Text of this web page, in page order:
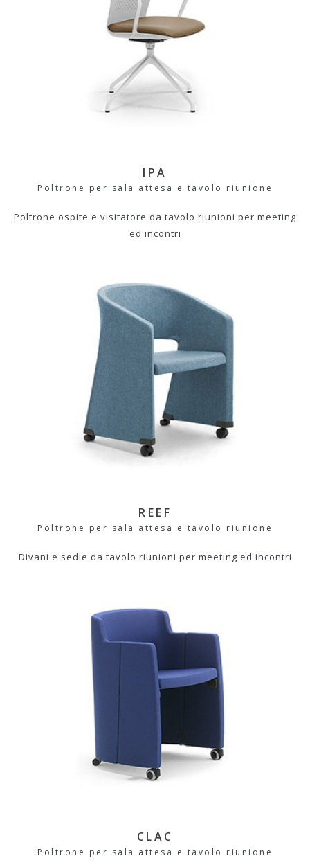
IPA
Poltrone per sala attesa e tavolo riunione
Poltrone ospite e visitatore da tavolo riunioni per meeting
ed incontri
REEF
Poltrone per sala attesa e tavolo riunione
Divani e sedie da tavolo riunioni per meeting ed incontri
CLAC
Poltrone per sala attesa e tavolo riunione